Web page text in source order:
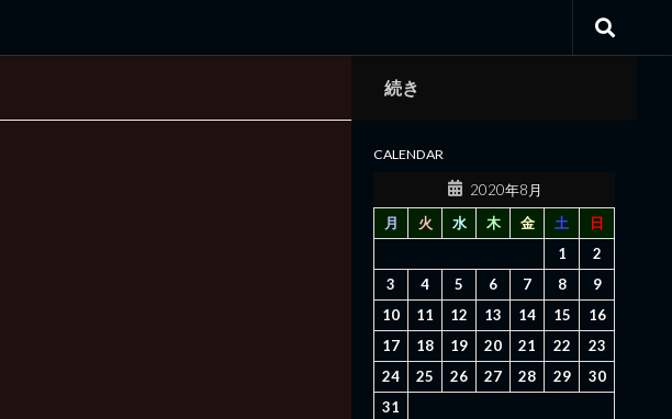
続き
CALENDAR
2020年8月
月
火 水 木 金 土
日
1
2
3
4 5 6 7 8
9
10
11 12 13 14 15
16
17
18 19 20 21 22
23
24
25 26 27 28 29
30
31